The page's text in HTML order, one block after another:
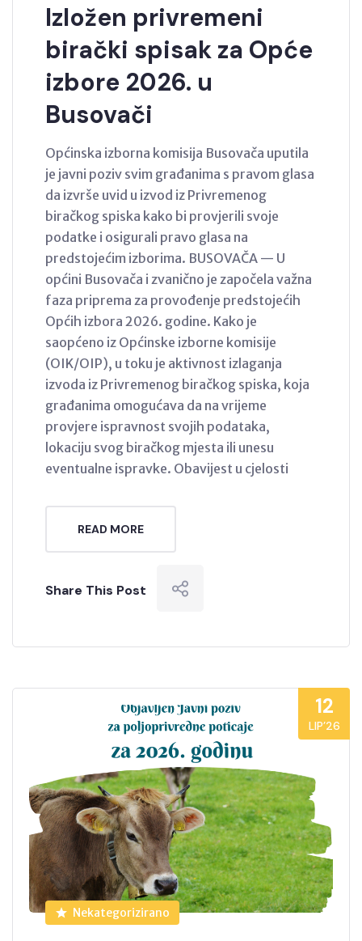
Izložen privremeni
birački spisak za Opće
izbore 2026. u
Busovači
Općinska izborna komisija Busovača uputila
je javni poziv svim građanima s pravom glasa
da izvrše uvid u izvod iz Privremenog
biračkog spiska kako bi provjerili svoje
podatke i osigurali pravo glasa na
predstojećim izborima. BUSOVAČA — U
općini Busovača i zvanično je započela važna
faza priprema za provođenje predstojećih
Općih izbora 2026. godine. Kako je
saopćeno iz Općinske izborne komisije
(OIK/OIP), u toku je aktivnost izlaganja
izvoda iz Privremenog biračkog spiska, koja
građanima omogućava da na vrijeme
provjere ispravnost svojih podataka,
lokaciju svog biračkog mjesta ili unesu
eventualne ispravke. Obavijest u cjelosti
READ MORE
Share This Post
12
LIP’26
Nekategorizirano